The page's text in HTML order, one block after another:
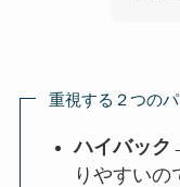
重視する２つの
ハイバック
りやすいの